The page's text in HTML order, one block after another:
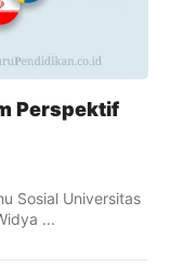
Perspektif
Sosial Universitas
...